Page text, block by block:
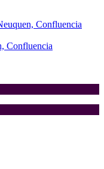
Confluencia